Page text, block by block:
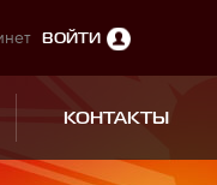
ВОЙТИ
КОНТАКТЫ